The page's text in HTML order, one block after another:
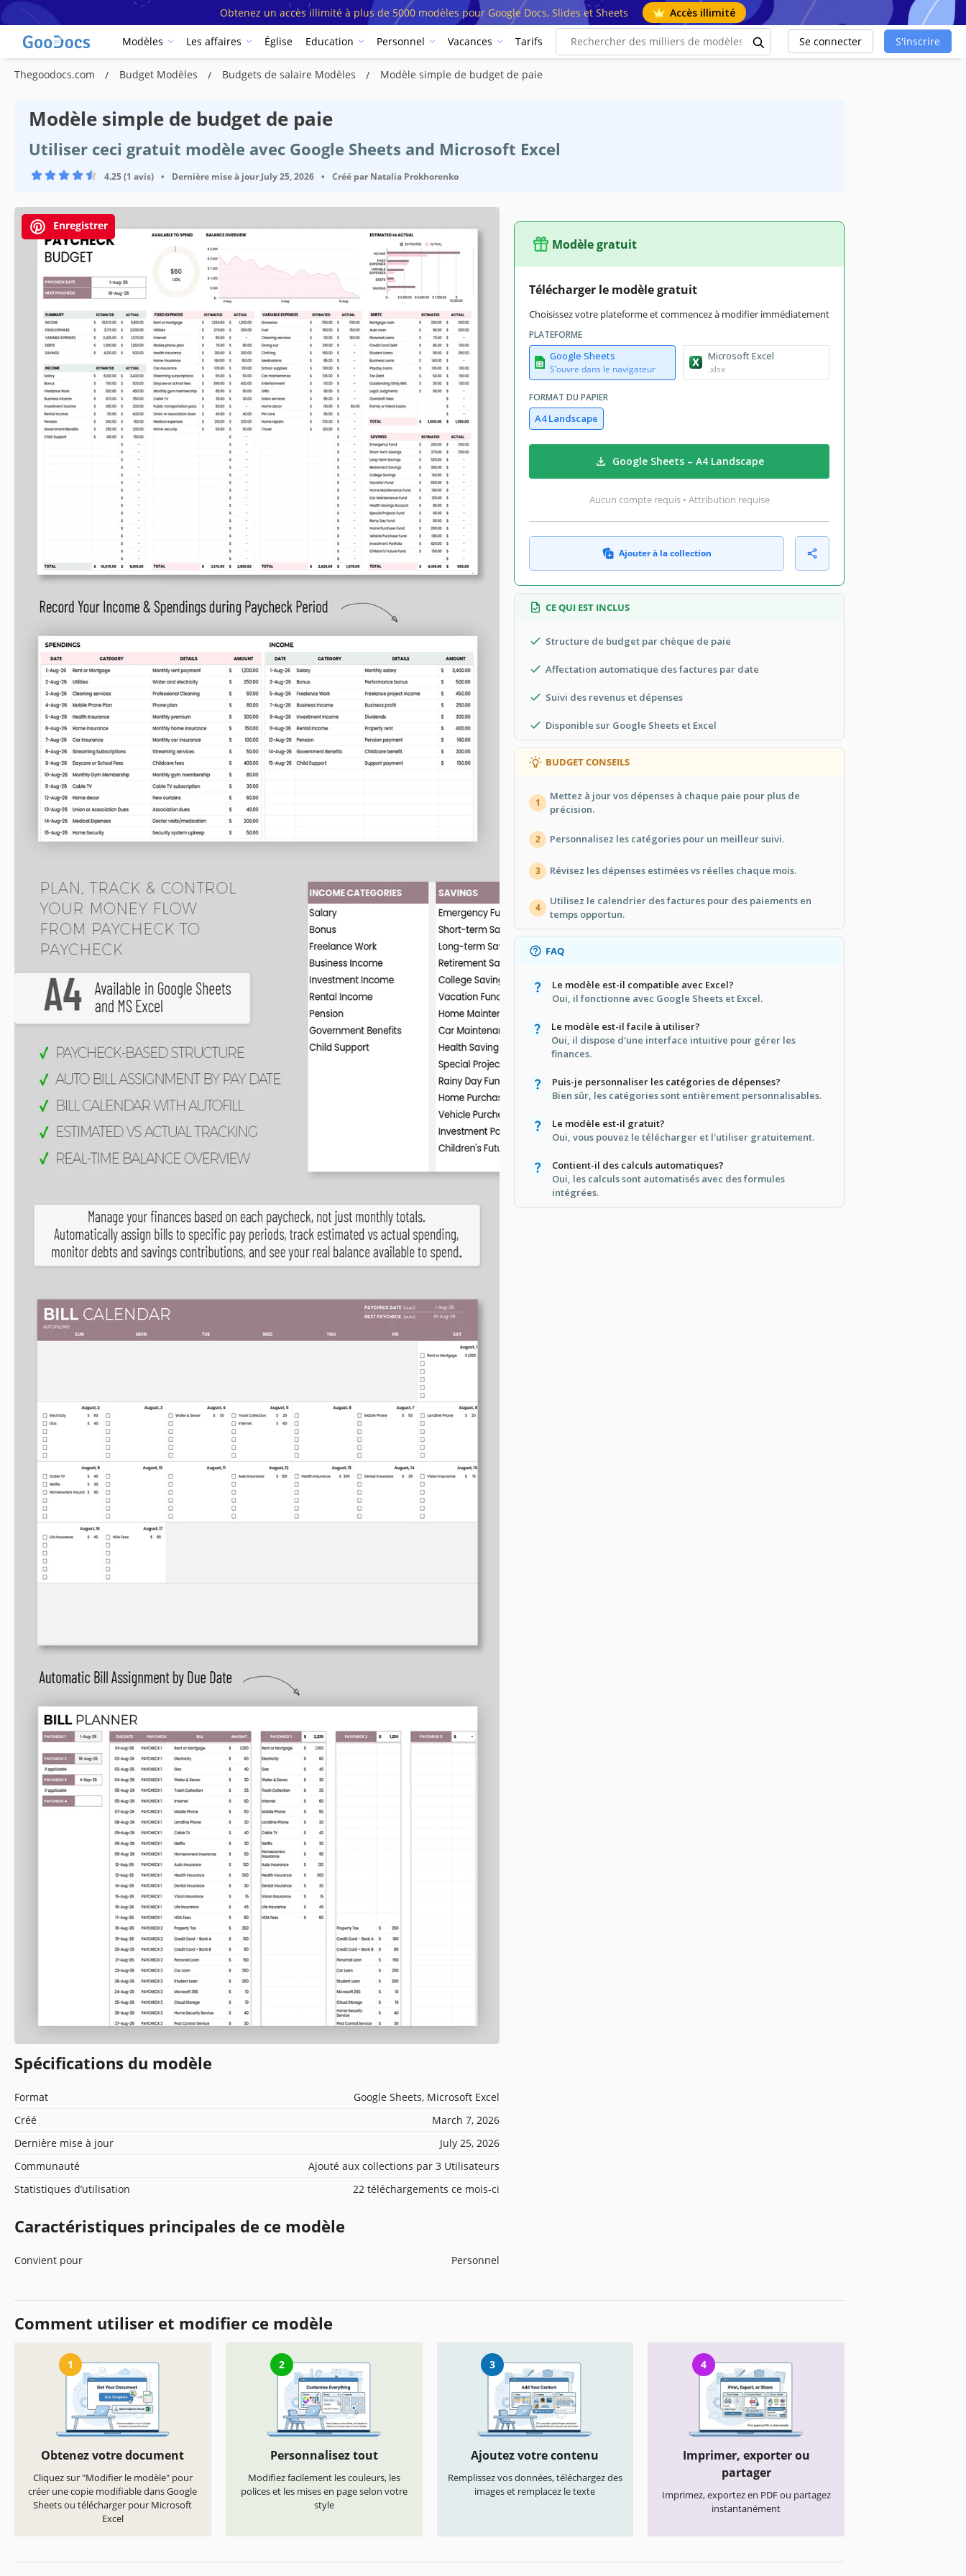
Obtenez un accès illimité à plus de 5000 modèles pour Google Docs, Slides et Sheets Accès illimité
Modèles Les affaires Église Education Personnel Vacances Tarifs Se connecter S'inscrire
Thegoodocs.com Budget Modèles Budgets de salaire Modèles Modèle simple de budget de paie
Modèle simple de budget de paie
Utiliser ceci gratuit modèle avec Google Sheets and Microsoft Excel
4.25 (1 avis) • Dernière mise à jour July 25, 2026 • Créé par Natalia Prokhorenko
Enregistrer
Spécifications du modèle
Format
Google Sheets, Microsoft Excel
Créé
March 7, 2026
Dernière mise à jour
July 25, 2026
Communauté
Ajouté aux collections par 3 Utilisateurs
Statistiques d’utilisation
22 téléchargements ce mois-ci
Caractéristiques principales de ce modèle
Convient pour Personnel
Modèle gratuit
Télécharger le modèle gratuit
Choisissez votre plateforme et commencez à modifier immédiatement
PLATEFORME
Google Sheets
S’ouvre dans le navigateur
Microsoft Excel
.xlsx
FORMAT DU PAPIER
A4 Landscape
Google Sheets – A4 Landscape
Aucun compte requis • Attribution requise
Ajouter à la collection
CE QUI EST INCLUS
Structure de budget par chèque de paie
Affectation automatique des factures par date
Suivi des revenus et dépenses
Disponible sur Google Sheets et Excel
BUDGET CONSEILS
1
Mettez à jour vos dépenses à chaque paie pour plus de
précision.
2 Personnalisez les catégories pour un meilleur suivi.
3 Révisez les dépenses estimées vs réelles chaque mois.
4
Utilisez le calendrier des factures pour des paiements en
temps opportun.
FAQ
Le modèle est-il compatible avec Excel?
Oui, il fonctionne avec Google Sheets et Excel.
Le modèle est-il facile à utiliser?
Oui, il dispose d'une interface intuitive pour gérer les
finances.
Puis-je personnaliser les catégories de dépenses?
Bien sûr, les catégories sont entièrement personnalisables.
Le modèle est-il gratuit?
Oui, vous pouvez le télécharger et l'utiliser gratuitement.
Contient-il des calculs automatiques?
Oui, les calculs sont automatisés avec des formules
intégrées.
Comment utiliser et modifier ce modèle
1
Obtenez votre document
Cliquez sur "Modifier le modèle" pour
créer une copie modifiable dans Google
Sheets ou télécharger pour Microsoft
Excel
2
Personnalisez tout
Modifiez facilement les couleurs, les
polices et les mises en page selon votre
style
3
Ajoutez votre contenu
Remplissez vos données, téléchargez des
images et remplacez le texte
4
Imprimer, exporter ou
partager
Imprimez, exportez en PDF ou partagez
instantanément